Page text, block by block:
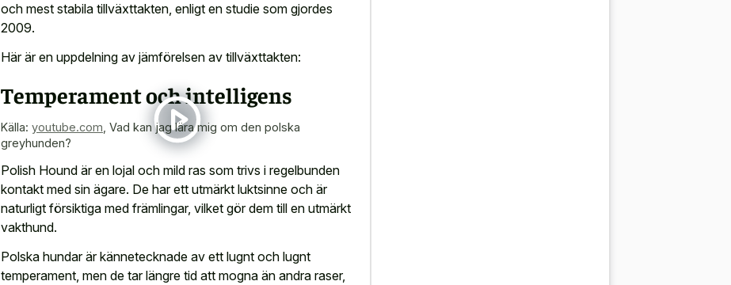
och mest stabila tillväxttakten, enligt en studie som gjordes
2009.
Här är en uppdelning av jämförelsen av tillväxttakten:
Temperament och intelligens
Källa: youtube.com Vad kan jag lära mig om den polska
greyhunden?
Polish Hound är en lojal och mild ras som trivs i regelbunden
kontakt med sin ägare. De har ett utmärkt luktsinne och är
naturligt försiktiga med främlingar, vilket gör dem till en utmärkt
vakthund.
Polska hundar är kännetecknade av ett lugnt och lugnt
temperament, men de tar längre tid att mogna än andra raser,